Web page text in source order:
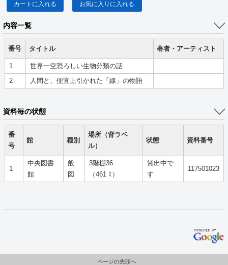
カートに入れる お気に入りに入れる
内容一覧
番号 タイトル 著者・アーティスト
1 世界一空恐ろしい生物分類の話
2 人間と、便宜上引かれた「線」の物語
資料毎の状態
番
号
館 種別
場所（背ラベ
ル）
状態 資料番号
1
中央図書
館
般
図
3階棚36
（461 ﾐ）
貸出中で
す
117501023
ページの先頭へ